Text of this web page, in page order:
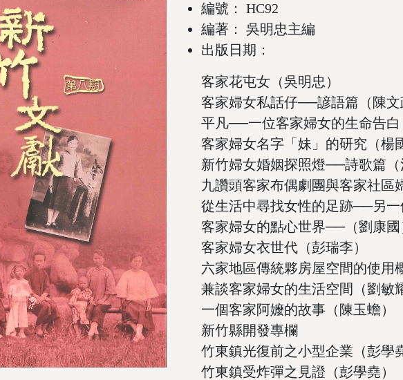
編號： HC92
編著： 吳明忠主編
出版日期：
客家花屯女（吳明忠）
客家婦女私話仔──諺語篇（陳文
平凡──一位客家婦女的生命告白
客家婦女名字「妹」的研究（楊
新竹婦女婚姻探照燈──詩歌篇（
九讚頭客家布偶劇團與客家社區
從生活中尋找女性的足跡──另一
客家婦女的點心世界──（劉康國
客家婦女衣世代（彭瑞李）
六家地區傳統夥房屋空間的使用
兼談客家婦女的生活空間（劉敏
一個客家阿嬤的故事（陳玉蟾）
新竹縣開發專欄
竹東鎮光復前之小型企業（彭學
竹東鎮受炸彈之見證（彭學堯）